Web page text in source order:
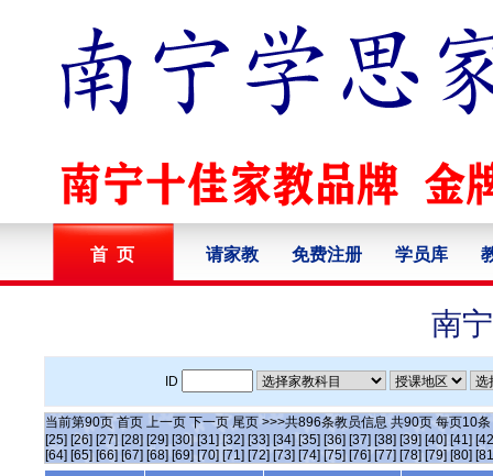
首 页 请家教 免费注册 学员库
南
ID
当前第90页 首页 上一页 下一页 尾页 >>>共896条教员信息 共90页 每页10条
[25] [26] [27] [28] [29] [30] [31] [32] [33] [34] [35] [36] [37] [38] [39] [40] [41]
[64] [65] [66] [67] [68] [69] [70] [71] [72] [73] [74] [75] [76] [77] [78] [79] [80]